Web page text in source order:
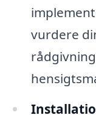
vurdere